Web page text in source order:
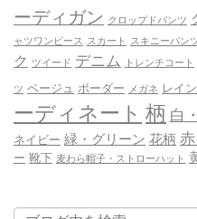
ーディガン クロップドパンツ
ャツワンピース
スカート スキニーパン
ク
ツイード デニム トレンチコート
ツ ベージュ ボーダー メガネ レイ
ーディネート 柄 白
ネイビー 緑・グリーン 花柄
ー 靴下 麦わら帽子・ストローハット